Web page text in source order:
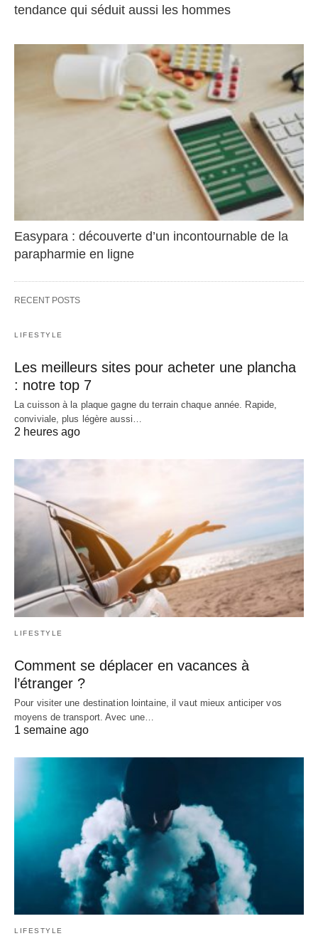
tendance qui séduit aussi les hommes
Easypara : découverte d’un incontournable de la
parapharmie en ligne
RECENT POSTS
LIFESTYLE
Les meilleurs sites pour acheter une plancha
: notre top 7
La cuisson à la plaque gagne du terrain chaque année. Rapide,
conviviale, plus légère aussi…
2 heures ago
LIFESTYLE
Comment se déplacer en vacances à
l’étranger ?
Pour visiter une destination lointaine, il vaut mieux anticiper vos
moyens de transport. Avec une…
1 semaine ago
LIFESTYLE